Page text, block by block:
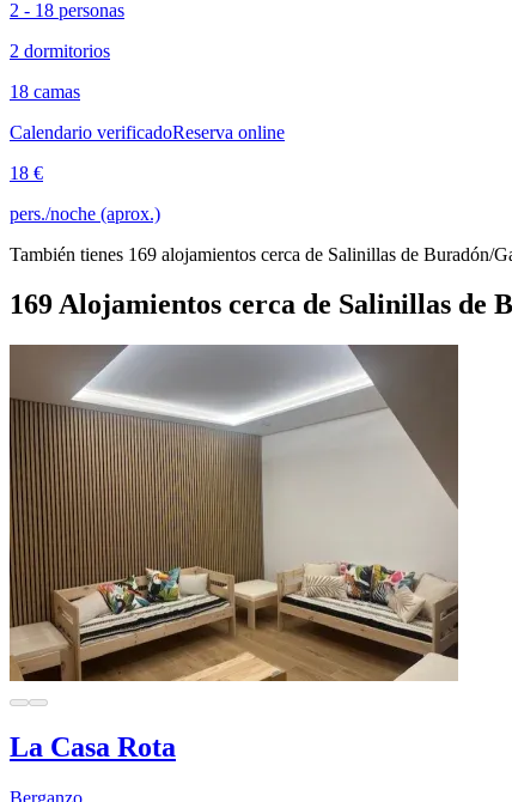
2 - 18 personas
2 dormitorios
18 camas
Calendario verificadoReserva online
18 €
pers./noche (aprox.)
También tienes 169 alojamientos cerca de Salinillas de Buradón/
169 Alojamientos cerca de Salinillas de
La Casa Rota